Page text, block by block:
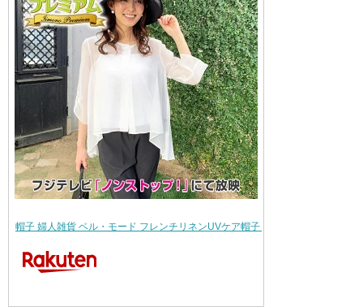
帽子 婦人雑貨 ベル・モード フレンチリネンUVケア帽子 小さいサイズ AR2361